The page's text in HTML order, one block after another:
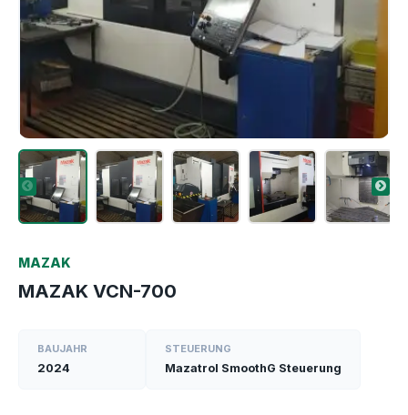
MAZAK
MAZAK VCN-700
BAUJAHR
2024
STEUERUNG
Mazatrol SmoothG Steuerung